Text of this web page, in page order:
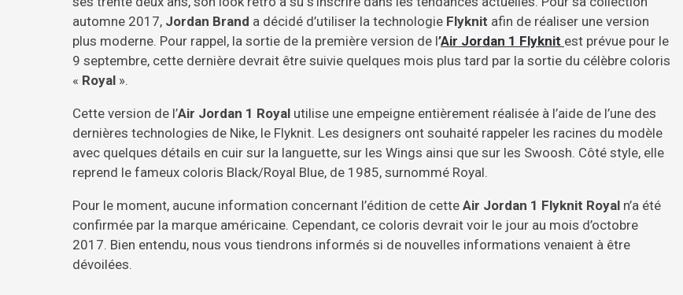
automne 2017, Jordan Brand a décidé d’utiliser la technologie Flyknit afin de réaliser une version
plus moderne. Pour rappel, la sortie de la première version de l’Air Jordan 1 Flyknit est prévue pour le
9 septembre, cette dernière devrait être suivie quelques mois plus tard par la sortie du célèbre coloris
« Royal ».
Cette version de l’Air Jordan 1 Royal utilise une empeigne entièrement réalisée à l’aide de l’une des
dernières technologies de Nike, le Flyknit. Les designers ont souhaité rappeler les racines du modèle
avec quelques détails en cuir sur la languette, sur les Wings ainsi que sur les Swoosh. Côté style, elle
reprend le fameux coloris Black/Royal Blue, de 1985, surnommé Royal.
Pour le moment, aucune information concernant l’édition de cette Air Jordan 1 Flyknit Royal n’a été
confirmée par la marque américaine. Cependant, ce coloris devrait voir le jour au mois d’octobre
2017. Bien entendu, nous vous tiendrons informés si de nouvelles informations venaient à être
dévoilées.